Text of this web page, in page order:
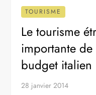
TOURISME
Le tourisme
importante
budget italien
28 janvier 2014